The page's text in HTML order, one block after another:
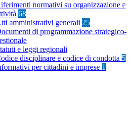
normativi su organizzazione e
68
amministrativi generali 25
di programmazione strategico-
e leggi regionali
disciplinare e codice di condotta 5
per cittadini e imprese 1